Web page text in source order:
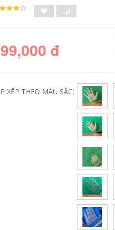
đ
XẾP THEO MÀU SẮC: